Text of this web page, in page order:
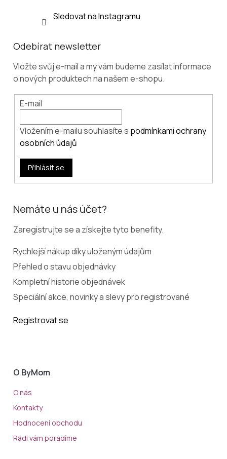
Sledovat na Instagramu
Odebírat newsletter
Vložte svůj e-mail a my vám budeme zasílat informace
o nových produktech na našem e-shopu.
E-mail
Vložením e-mailu souhlasíte s podmínkami ochrany
osobních údajů
Přihlásit se
Nemáte u nás účet?
Zaregistrujte se a získejte tyto benefity.
Rychlejší nákup díky uloženým údajům
Přehled o stavu objednávky
Kompletní historie objednávek
Speciální akce, novinky a slevy pro registrované
Registrovat se
O ByMom
O nás
Kontakty
Hodnocení obchodu
Rádi vám poradíme